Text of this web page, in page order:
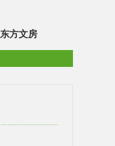
东方文房